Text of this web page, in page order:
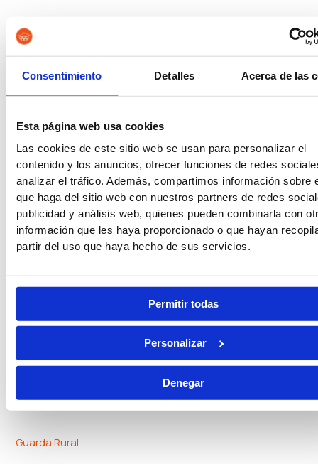
Consentimiento Detalles Acerca de las
Esta página web usa cookies
Las cookies de este sitio web se usan para personalizar el
contenido y los anuncios, ofrecer funciones de redes
analizar el tráfico. Además, compartimos información sobre
que haga del sitio web con nuestros partners de redes
publicidad y análisis web, quienes pueden combinarla con
información que les haya proporcionado o que hayan
partir del uso que haya hecho de sus servicios.
Permitir todas
Personalizar
Denegar
Instituciones Penitenciarias
Oposiciones de Justicia
Auxilio Judicial
Tramitación Procesal
Seguridad Privada
Guarda Rural